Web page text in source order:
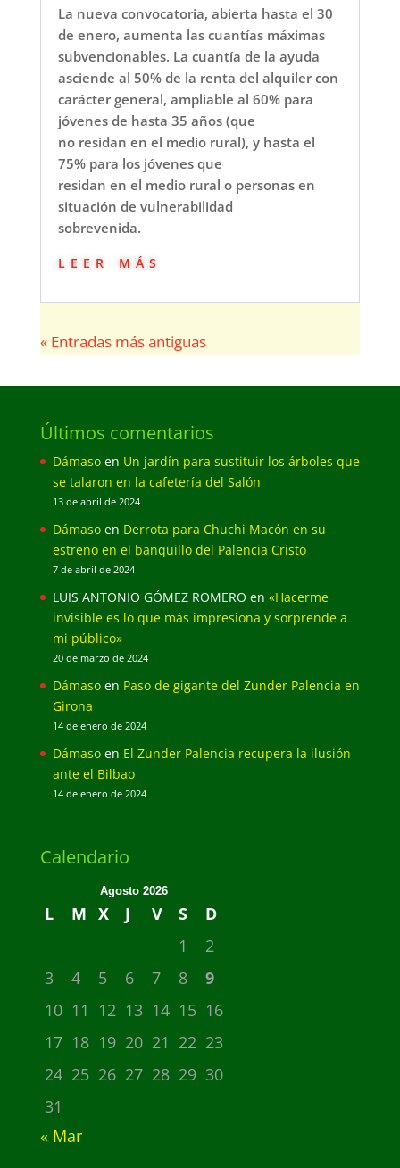
La nueva convocatoria, abierta hasta el 30
de enero, aumenta las cuantías máximas
subvencionables. La cuantía de la ayuda
asciende al 50% de la renta del alquiler con
carácter general, ampliable al 60% para
jóvenes de hasta 35 años (que
no residan en el medio rural), y hasta el
75% para los jóvenes que
residan en el medio rural o personas en
situación de vulnerabilidad
sobrevenida.
leer más
« Entradas más antiguas
Últimos comentarios
Dámasoen Un jardín para sustituir los árboles que
se talaron en la cafetería del Salón
13 de abril de 2024
Dámasoen Derrota para Chuchi Macón en su
estreno en el banquillo del Palencia Cristo
7 de abril de 2024
LUIS ANTONIO GÓMEZ ROMERO en «Hacerme
invisible es lo que más impresiona y sorprende a
mi público»
20 de marzo de 2024
Dámasoen Paso de gigante del Zunder Palencia en
Girona
14 de enero de 2024
Dámasoen El Zunder Palencia recupera la ilusión
ante el Bilbao
14 de enero de 2024
Calendario
Agosto 2026
L M X J V S
D
1
2
3
4 5 6 7 8
9
10 11 12 13 14 15 16
17 18 19 20 21 22 23
24 25 26 27 28 29 30
31
« Mar